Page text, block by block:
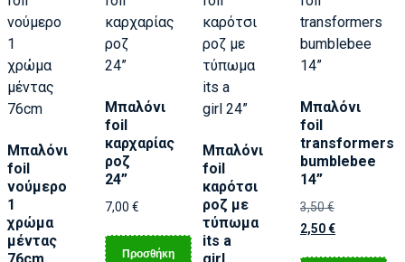
Μπαλόνι
foil
νούμερο
1
χρώμα
μέντας
Μπαλόνι
foil
καρχαρίας
ροζ
24”
7,00 €
Προσθήκη
Μπαλόνι
foil
καρότσι
ροζ με
τύπωμα
its a
Μπαλόνι
foil
transformers
bumblebee
14”
3,50€
2,50€